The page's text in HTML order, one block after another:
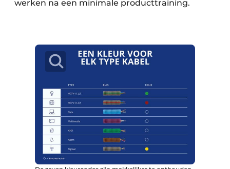
werken na een minimale producttraining.